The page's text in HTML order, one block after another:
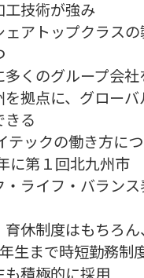
技術が強み
アトップクラスの
くのグループ会社
拠点に、グローバ
る
ックの働き方に
に第１回北九州市
ライフ・バラン
休制度はもちろん
まで時短勤務制
積極的に採用